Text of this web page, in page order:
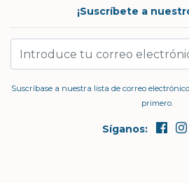
¡Suscríbete a
Suscríbase a nuestra lista de correo
primero.
Síganos: